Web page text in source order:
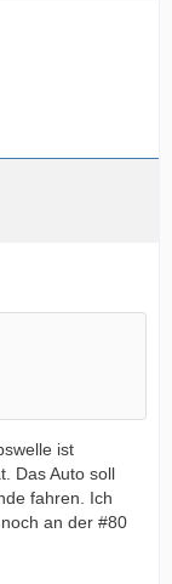
ist
Das Auto soll
fahren. Ich
an der #80